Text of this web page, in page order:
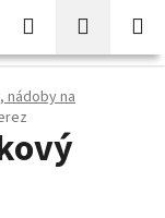
Hľadať
KOŠÍK
nádoby na